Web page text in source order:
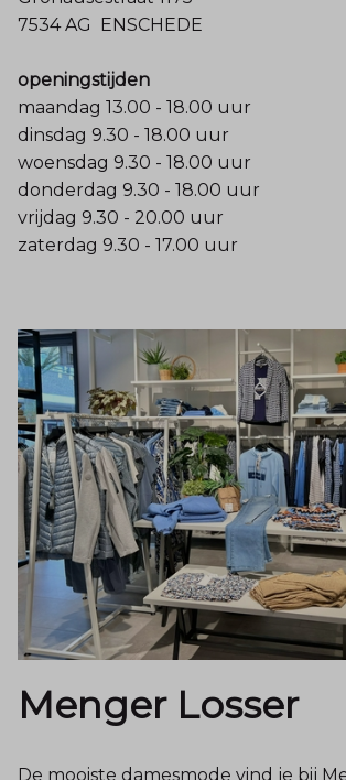
7534 AG ENSCHEDE
openingstijden
maandag 13.00 - 18.00 uur
dinsdag 9.30 - 18.00 uur
woensdag 9.30 - 18.00 uur
donderdag 9.30 - 18.00 uur
vrijdag 9.30 - 20.00 uur
zaterdag 9.30 - 17.00 uur
Menger Losser
De mooiste damesmode vind je bij